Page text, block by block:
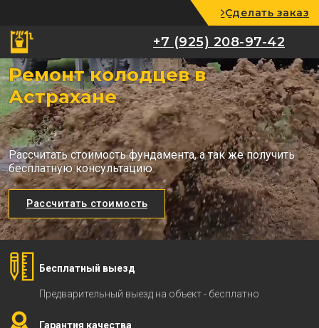
+7 (925) 208-97-42
Сделать заказ
+7 (925) 208-97-42
Ремонт колодцев в
Астрахане
Рассчитать стоимость фундамента, а так же получить
бесплатную консультацию
Рассчитать стоимость
Бесплатный выезд
Предварительный выезд на объект - бесплатно
Гарантия качества